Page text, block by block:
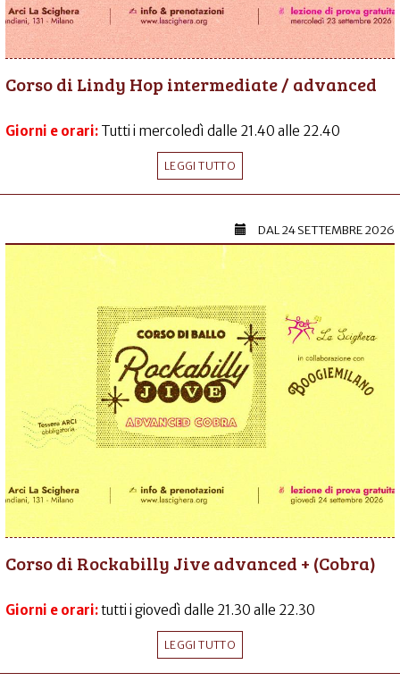
Corso di Lindy Hop intermediate / advanced
Giorni e orari: Tutti i mercoledì dalle 21.40 alle 22.40
LEGGI TUTTO
DAL24 SETTEMBRE 2026
Corso di Rockabilly Jive advanced + (Cobra)
Giorni e orari:tutti i giovedì dalle 21.30 alle 22.30
LEGGI TUTTO